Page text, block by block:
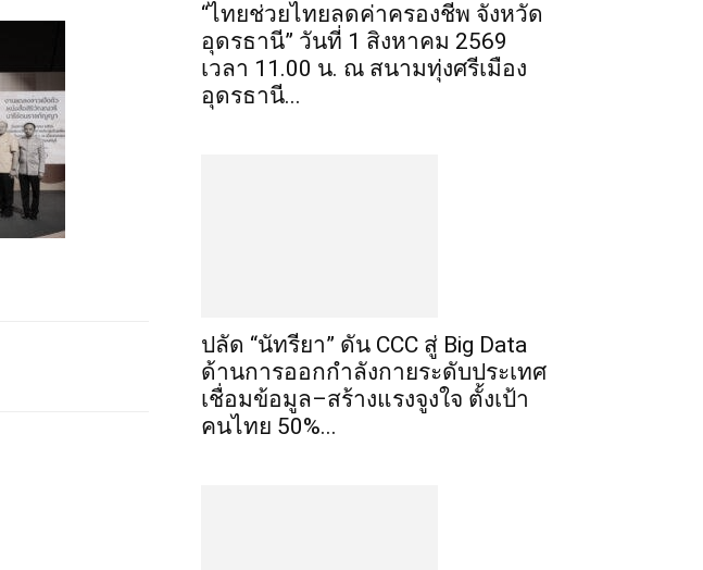
“ไทยช่วยไทยลดค่าครองชีพ จังหวัด
อุดรธานี” วันที่ 1 สิงหาคม 2569
เวลา 11.00 น. ณ สนามทุ่งศรีเมือง
อุดรธานี...
ปลัด “นัทรียา” ดัน CCC สู่ Big Data
ด้านการออกกำลังกายระดับประเทศ
เชื่อมข้อมูล–สร้างแรงจูงใจ ตั้งเป้า
คนไทย 50%...